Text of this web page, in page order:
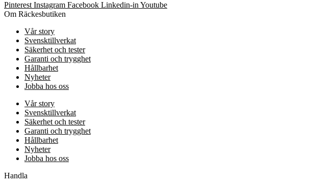
Pinterest Instagram Facebook Linkedin-in Youtube
Om Räckesbutiken
Vår story
Svensktillverkat
Säkerhet och tester
Garanti och trygghet
Hållbarhet
Nyheter
Jobba hos oss
Vår story
Svensktillverkat
Säkerhet och tester
Garanti och trygghet
Hållbarhet
Nyheter
Jobba hos oss
Handla